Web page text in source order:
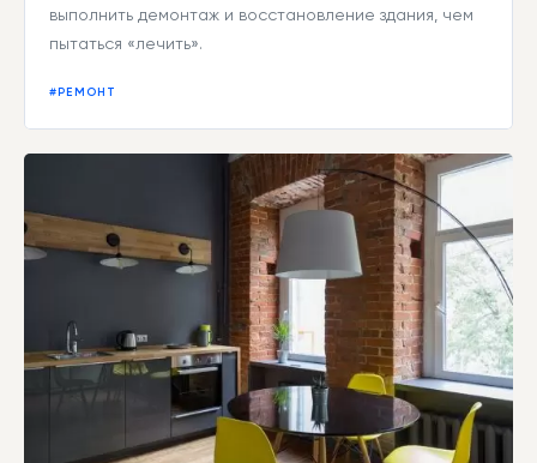
выполнить демонтаж и восстановление здания, чем
пытаться «лечить».
#РЕМОНТ